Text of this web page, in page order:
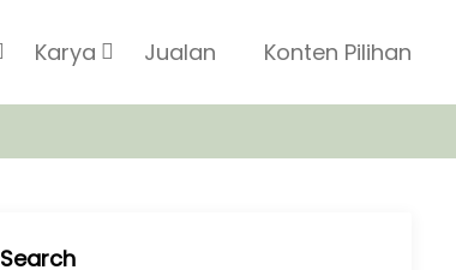
Karya Jualan Konten Pilihan
Search